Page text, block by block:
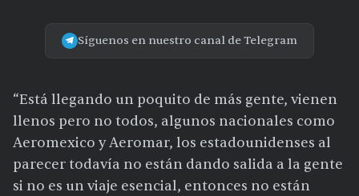
Síguenos en nuestro canal de Telegram
“Está llegando un poquito de más gente, vienen
llenos pero no todos, algunos nacionales como
Aeromexico y Aeromar, los estadounidenses al
parecer todavía no están dando salida a la gente
si no es un viaje esencial, entonces no están